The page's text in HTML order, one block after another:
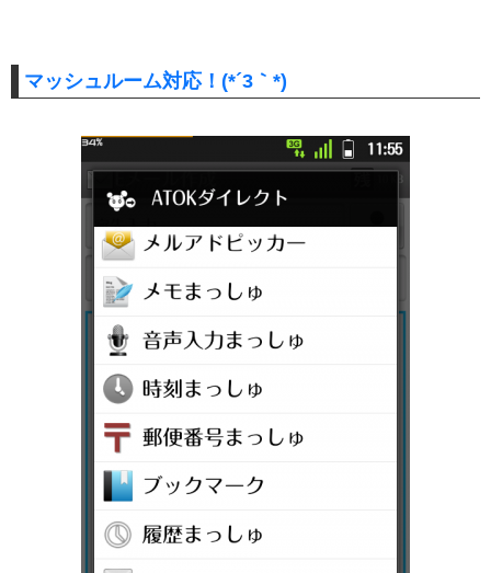
マッシュルーム対応！(*´3｀*)